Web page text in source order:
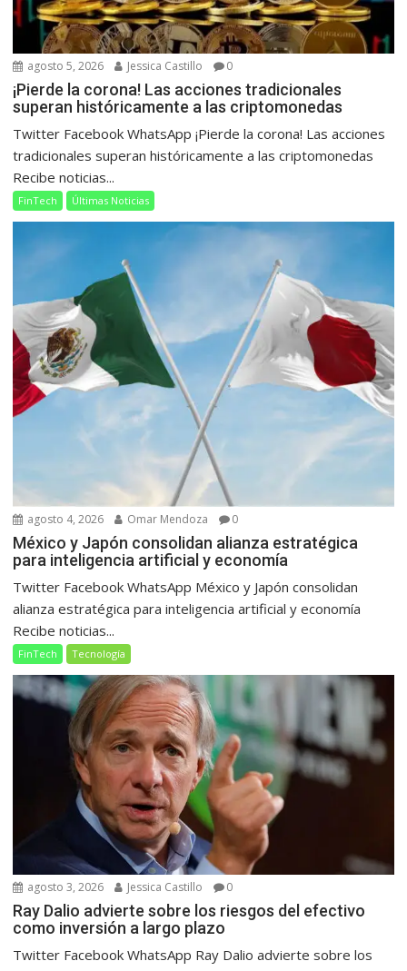
agosto 5, 2026 Jessica Castillo 0
¡Pierde la corona! Las acciones tradicionales
superan históricamente a las criptomonedas
Twitter Facebook WhatsApp ¡Pierde la corona! Las acciones
tradicionales superan históricamente a las criptomonedas
Recibe noticias...
FinTech Últimas Noticias
agosto 4, 2026 Omar Mendoza 0
México y Japón consolidan alianza estratégica
para inteligencia artificial y economía
Twitter Facebook WhatsApp México y Japón consolidan
alianza estratégica para inteligencia artificial y economía
Recibe noticias...
FinTech Tecnología
agosto 3, 2026 Jessica Castillo 0
Ray Dalio advierte sobre los riesgos del efectivo
como inversión a largo plazo
Twitter Facebook WhatsApp Ray Dalio advierte sobre los